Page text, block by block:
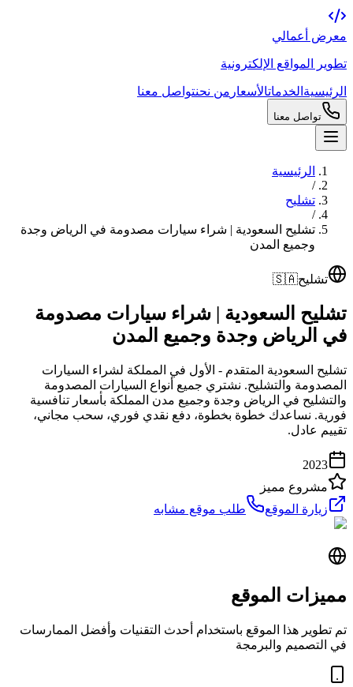
معرض أعمالي
تطوير المواقع الإلكترونية
الرئيسية الخدماتالأسعار من نحنتواصل معنا
تواصل معنا
الرئيسية
/
تشليح
/
تشليح السعودية | شراء سيارات مصدومة في الرياض وجدة
وجميع المدن
تشليح🇸🇦
تشليح السعودية | شراء سيارات مصدومة
في الرياض وجدة وجميع المدن
تشليح السعودية المتقدم - الأول في المملكة لشراء السيارات
المصدومة والتشليح. نشتري جميع أنواع السيارات المصدومة
والتشليح في الرياض وجدة وجميع مدن المملكة بأسعار تنافسية
فورية. نساعدك خطوة بخطوة، دفع نقدي فوري، سحب مجاني،
تقييم عادل.
2023
مشروع مميز
زيارة الموقع
طلب موقع مشابه
مميزات الموقع
تم تطوير هذا الموقع باستخدام أحدث التقنيات وأفضل الممارسات
في التصميم والبرمجة